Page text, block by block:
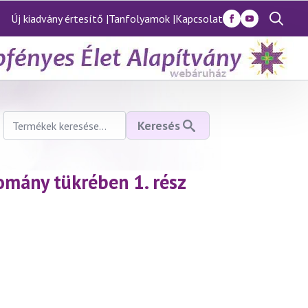
Új kiadvány értesítő |Tanfolyamok |Kapcsolat
Search
for:
Keresés
következőre:
Keresés
tükrében 1. rész